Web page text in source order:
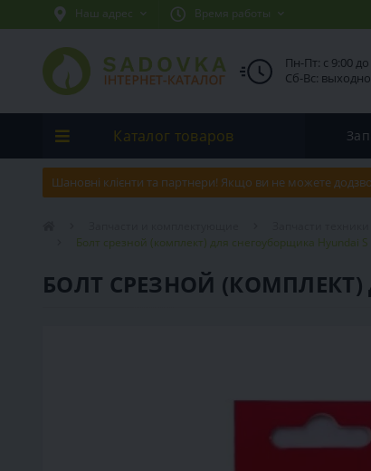
Наш адрес Время работы
Пн-Пт: с 9:00
Сб-Вс:
Каталог товаров
Шановні клієнти та партнери! Якщо ви не можете
Болт срезной (комплект) для снегоуборщика Hyundai S
БОЛТ СРЕЗНОЙ (КОМПЛЕКТ)